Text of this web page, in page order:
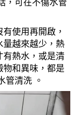
使用再開啟，
越來越少，熱
熱水，或是清
和異味，都是
管清洗 。